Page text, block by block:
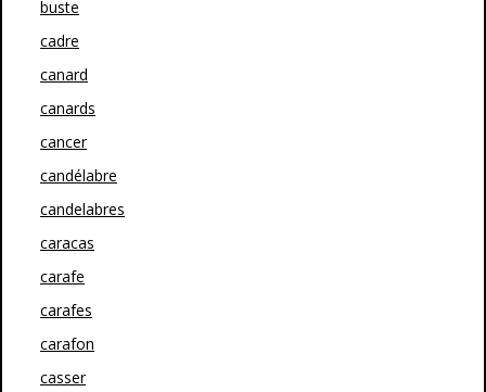
buste
cadre
canard
canards
cancer
candélabre
candelabres
caracas
carafe
carafes
carafon
casser